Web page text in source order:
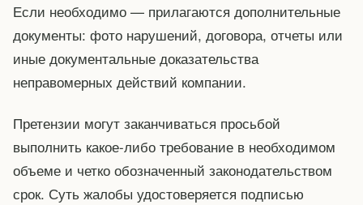
Если необходимо — прилагаются дополнительные
документы: фото нарушений, договора, отчеты или
иные документальные доказательства
неправомерных действий компании.
Претензии могут заканчиваться просьбой
выполнить какое-либо требование в необходимом
объеме и четко обозначенный законодательством
срок. Суть жалобы удостоверяется подписью